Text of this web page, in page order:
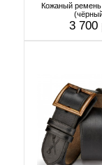
Кожаный
3 700